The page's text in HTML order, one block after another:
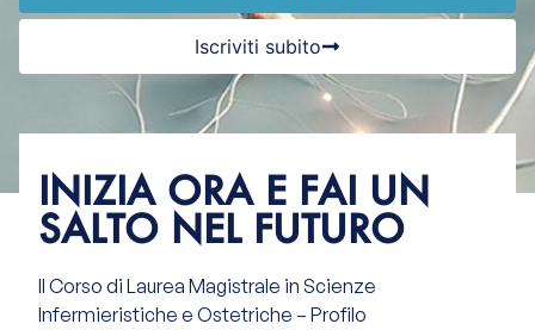
Iscriviti subito
INIZIA ORA E FAI UN
SALTO NEL FUTURO
Il Corso di Laurea Magistrale in Scienze
Infermieristiche e Ostetriche – Profilo